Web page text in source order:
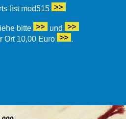
list mod515
bitte
und
Ort 10,00 Euro
.